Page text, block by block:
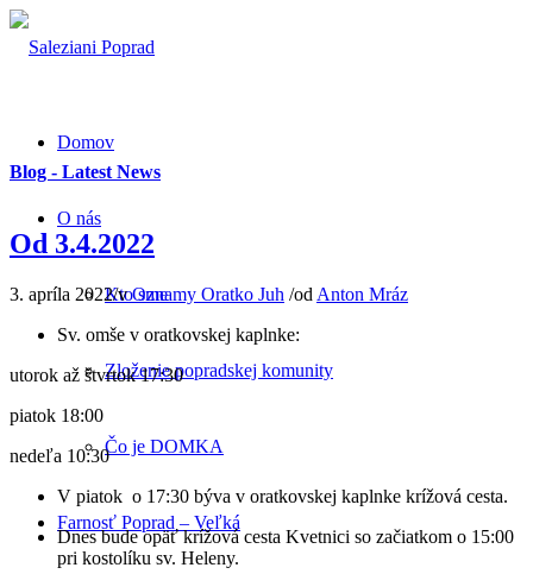
Domov
O nás
Kto sme
Zloženie popradskej komunity
Čo je DOMKA
Farnosť Poprad – Veľká
Blog - Latest News
Od 3.4.2022
3. apríla 2022/vOznamy Oratko Juh /od Anton Mráz
Sv. omše v oratkovskej kaplnke:
utorok až štvrtok 17:30
piatok 18:00
nedeľa 10:30
V piatok o 17:30 býva v oratkovskej kaplnke krížová cesta.
Dnes bude opäť krížová cesta Kvetnici so začiatkom o 15:00
pri kostolíku sv. Heleny.